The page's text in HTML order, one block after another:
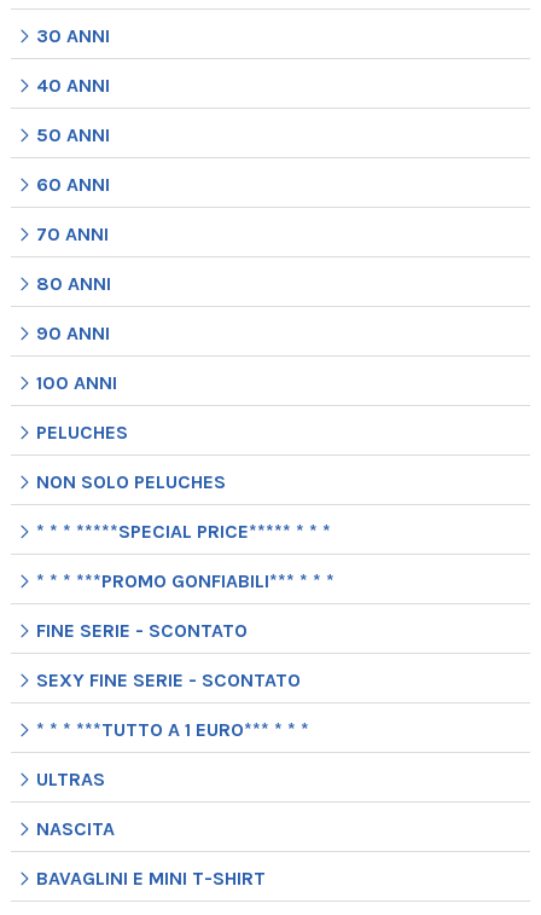
30 ANNI
40 ANNI
50 ANNI
60 ANNI
70 ANNI
80 ANNI
90 ANNI
100 ANNI
PELUCHES
NON SOLO PELUCHES
* * * *****SPECIAL PRICE***** * * *
* * * ***PROMO GONFIABILI*** * * *
FINE SERIE - SCONTATO
SEXY FINE SERIE - SCONTATO
* * * ***TUTTO A 1 EURO*** * * *
ULTRAS
NASCITA
BAVAGLINI E MINI T-SHIRT